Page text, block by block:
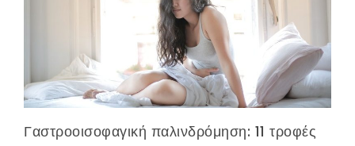
Γαστροοισοφαγική παλινδρόμηση: 11 τροφές